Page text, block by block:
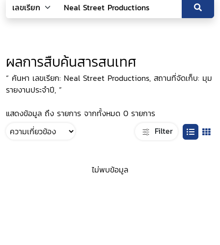
ผลการสืบค้นสารสนเทศ
“ ค้นหา เลขเรียก: Neal Street Productions, สถานที่จัดเก็บ: มุม
รายงานประจำปี, ”
แสดงข้อมูล ถึง รายการ จากทั้งหมด 0 รายการ
Filter
ไม่พบข้อมูล